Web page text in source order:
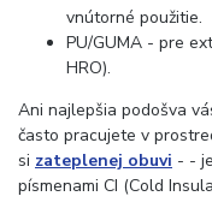
vnútorné použitie.
PU/GUMA - pre
HRO).
Ani najlepšia podošva
často pracujete v
si zateplenej obuvi - -
písmenami CI (Cold